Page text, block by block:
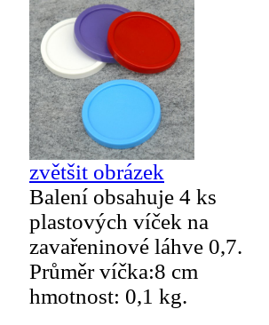
zvětšit obrázek
Balení obsahuje 4 ks
plastových víček na
zavařeninové láhve 0,7.
Průměr víčka:8 cm
hmotnost: 0,1 kg.